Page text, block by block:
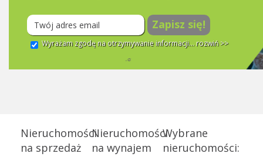
Zapisz się!
Wyrażam zgodę na otrzymywanie informacji... rozwiń >>
Nieruchomości
na sprzedaż
Nieruchomości
na wynajem
Wybrane
nieruchomości: